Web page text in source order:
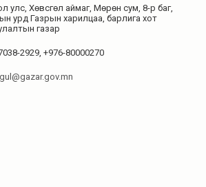
улс, Хөвсгөл аймаг, Мөрөн сум, 8-р баг,
урд Газрын харилцаа, барлига хот
газар
2929, +976-80000270